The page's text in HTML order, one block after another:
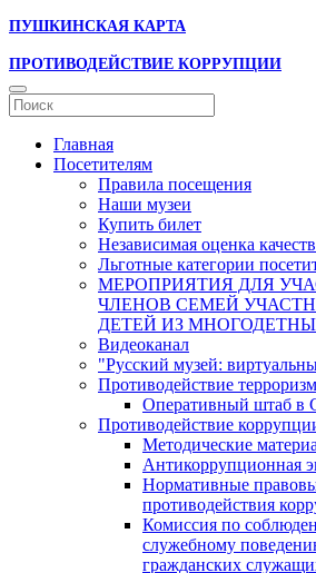
ПУШКИНСКАЯ КАРТА
ПРОТИВОДЕЙСТВИЕ КОРРУПЦИИ
Главная
Посетителям
Правила посещения
Наши музеи
Купить билет
Независимая оценка
Льготные категории
МЕРОПРИЯТИЯ ДЛЯ
ЧЛЕНОВ СЕМЕЙ
ДЕТЕЙ ИЗ
Видеоканал
"Русский музей:
Противодействие
Оперативный штаб в
Противодействие
Методические
Антикоррупционная
Нормативные
противодействия
Комиссия по
служебному
гражданских